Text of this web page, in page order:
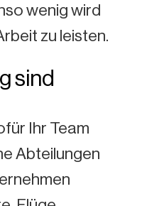
wenig wird
zu leisten.
sind
Ihr Team
Abteilungen